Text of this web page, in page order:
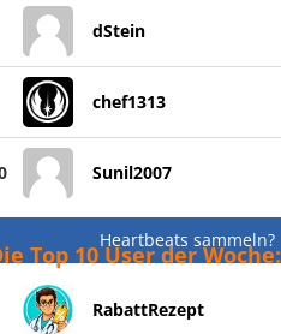
dStein
chef1313
Sunil2007
Heartbeats sammeln?
Top 10 User der Woche:
RabattRezept